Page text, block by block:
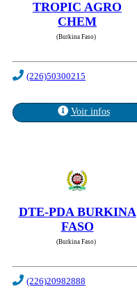
TROPIC AGRO
CHEM
(Burkina Faso)
(226)50300215
Voir infos
DTE-PDA BURKINA
FASO
(Burkina Faso)
(226)20982888